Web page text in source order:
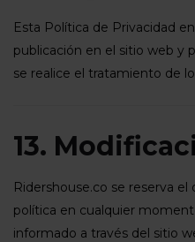
Esta Política de Privacidad
publicación en el sitio web y
se realice el tratamiento de
13.
Ridershouse.co se reserva
política en cualquier
informado a través del sitio